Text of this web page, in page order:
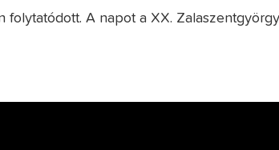
A napot a XX.